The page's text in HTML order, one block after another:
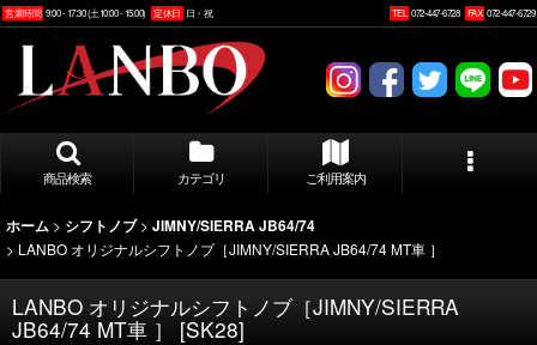
営業時間 9:00 - 17:30 (土10:00 - 15:00) 定休日 日・祝 TEL 072-447-6728 FAX 072-447-6729
商品検索 カテゴリ ご利用案内
ホーム > シフトノブ > JIMNY/SIERRA JB64/74
> LANBO オリジナルシフトノブ［JIMNY/SIERRA JB64/74 MT車 ］
LANBO オリジナルシフトノブ［JIMNY/SIERRA
JB64/74 MT車 ］ [SK28]